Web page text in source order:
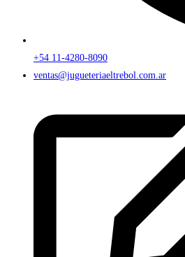
+54 11-4280-8090
ventas@jugueteriaeltrebol.com.ar